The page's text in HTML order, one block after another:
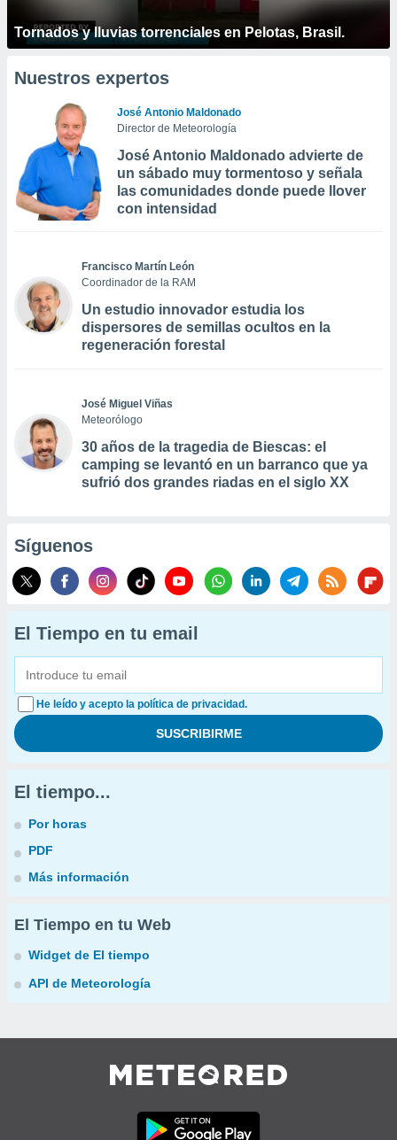
Tornados y lluvias torrenciales en Pelotas, Brasil.
Nuestros expertos
José Antonio Maldonado
Director de Meteorología
José Antonio Maldonado advierte de
un sábado muy tormentoso y señala
las comunidades donde puede llover
con intensidad
Francisco Martín León
Coordinador de la RAM
Un estudio innovador estudia los
dispersores de semillas ocultos en la
regeneración forestal
José Miguel Viñas
Meteorólogo
30 años de la tragedia de Biescas: el
camping se levantó en un barranco que ya
sufrió dos grandes riadas en el siglo XX
Síguenos
El Tiempo en tu email
He leído y acepto la política de privacidad.
El tiempo...
Por horas
PDF
Más información
El Tiempo en tu Web
Widget de El tiempo
API de Meteorología